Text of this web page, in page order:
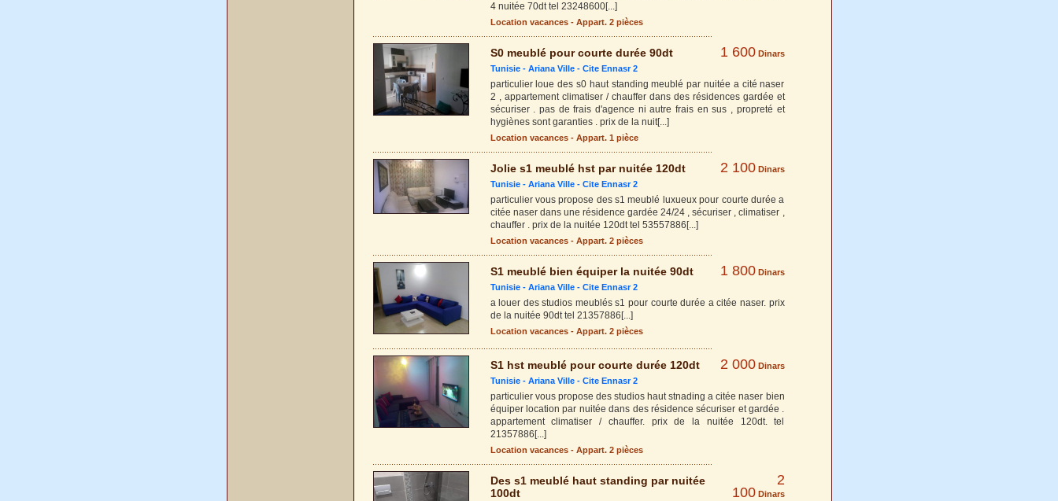
4 nuitée 70dt tel 23248600[...]
Location vacances - Appart. 2 pièces
S0 meublé pour courte durée 90dt 1 600 Dinars
Tunisie - Ariana Ville- Cite Ennasr 2
particulier loue des s0 haut standing meublé par nuitée a cité naser
2 , appartement climatiser / chauffer dans des résidences gardée et
sécuriser . pas de frais d'agence ni autre frais en sus , propreté et
hygiènes sont garanties . prix de la nuit[...]
Location vacances - Appart. 1 pièce
Jolie s1 meublé hst par nuitée 120dt 2 100 Dinars
Tunisie - Ariana Ville- Cite Ennasr 2
particulier vous propose des s1 meublé luxueux pour courte durée a
citée naser dans une résidence gardée 24/24 , sécuriser , climatiser ,
chauffer . prix de la nuitée 120dt tel 53557886 [...]
Location vacances - Appart. 2 pièces
S1 meublé bien équiper la nuitée 90dt 1 800 Dinars
Tunisie - Ariana Ville- Cite Ennasr 2
a louer des studios meublés s1 pour courte durée a citée naser. prix
de la nuitée 90dt tel 21357886 [...]
Location vacances - Appart. 2 pièces
S1 hst meublé pour courte durée 120dt 2 000 Dinars
Tunisie - Ariana Ville- Cite Ennasr 2
particulier vous propose des studios haut stnading a citée naser bien
équiper location par nuitée dans des résidence sécuriser et gardée .
appartement climatiser / chauffer. prix de la nuitée 120dt. tel
21357886 [...]
Location vacances - Appart. 2 pièces
Des s1 meublé haut standing par nuitée
100dt
2
100 Dinars